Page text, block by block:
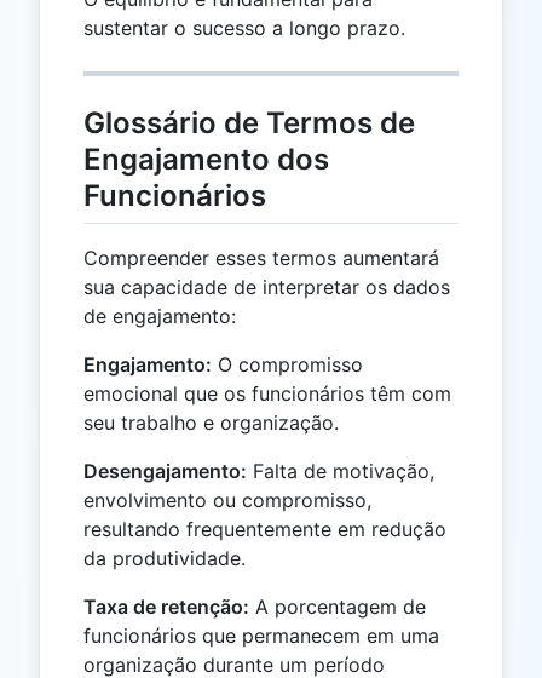
sustentar o sucesso a longo prazo.
Glossário de Termos de
Engajamento dos
Funcionários
Compreender esses termos aumentará
sua capacidade de interpretar os dados
de engajamento:
Engajamento: O compromisso
emocional que os funcionários têm com
seu trabalho e organização.
Desengajamento: Falta de motivação,
envolvimento ou compromisso,
resultando frequentemente em redução
da produtividade.
Taxa de retenção: A porcentagem de
funcionários que permanecem em uma
organização durante um período